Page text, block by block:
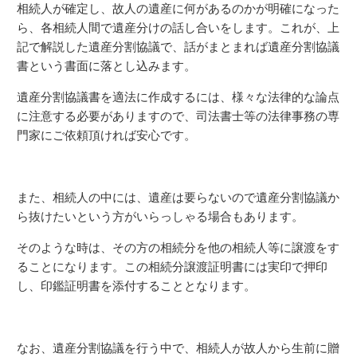
相続人が確定し、故人の遺産に何があるのかが明確になった
ら、各相続人間で遺産分けの話し合いをします。これが、上
記で解説した遺産分割協議で、話がまとまれば遺産分割協議
書という書面に落とし込みます。
遺産分割協議書を適法に作成するには、様々な法律的な論点
に注意する必要がありますので、司法書士等の法律事務の専
門家にご依頼頂ければ安心です。
また、相続人の中には、遺産は要らないので遺産分割協議か
ら抜けたいという方がいらっしゃる場合もあります。
そのような時は、その方の相続分を他の相続人等に譲渡をす
ることになります。この相続分譲渡証明書には実印で押印
し、印鑑証明書を添付することとなります。
なお、遺産分割協議を行う中で、相続人が故人から生前に贈